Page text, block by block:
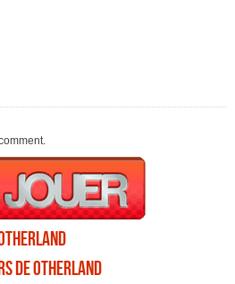
de Otherland